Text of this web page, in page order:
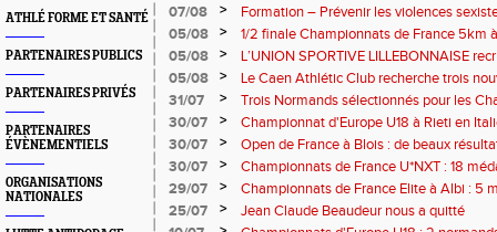
ATHLÉ FORME ET SANTÉ
PARTENAIRES PUBLICS
PARTENAIRES PRIVÉS
PARTENAIRES
ÉVÈNEMENTIELS
ORGANISATIONS
NATIONALES
07/08 >
Formation – Prévenir les violences
: le 26 septembre 2026
05/08 >
1/2 finale Championnats de France 5km
13 septembre 2026 : les informations
05/08 >
L’UNION SPORTIVE LILLEBONNAISE
rentrée 2026
05/08 >
Le Caen Athlétic Club recherche trois
civique à compter de septembre 2026
31/07 >
Trois Normands sélectionnés pour les
Eugene !
30/07 >
Championnat d'Europe U18 à Rieti en
normands
30/07 >
Open de France à Blois : de beaux
30/07
>
Championnats de France U*NXT : 18
29/07
>
Championnats de France Elite à Albi : 5
titres !
25/07 >
Jean Claude Beaudeur nous a quitté